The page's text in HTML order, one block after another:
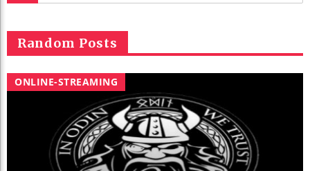
Random Posts
ONLINE-STREAMING